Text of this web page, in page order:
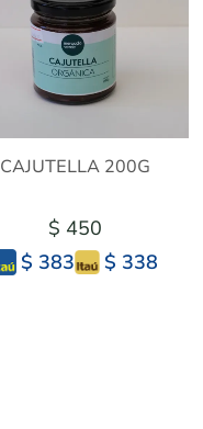
CAJUTELLA 200G
$ 450
$ 383
$ 338